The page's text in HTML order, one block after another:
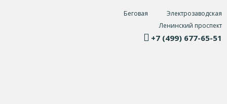
Беговая
Электрозаводская
Ленинский проспект
+7 (499) 677-65-51